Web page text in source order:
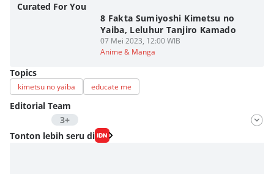
Curated For You
8 Fakta Sumiyoshi Kimetsu no
Yaiba, Leluhur Tanjiro Kamado
07 Mei 2023, 12:00 WIB
Anime & Manga
Topics
kimetsu no yaiba educate me
Editorial Team
3+
Editor
Nadia Agatha Pramesthi
Tonton lebih seru di